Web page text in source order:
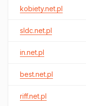
kobiety.net.pl
sldc.net.pl
in.net.pl
best.net.pl
riff.net.pl